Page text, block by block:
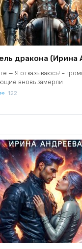
дракона (Ирина
— Я отказываюсь! –
вновь замерли
122